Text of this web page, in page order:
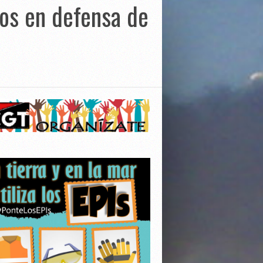
en defensa de